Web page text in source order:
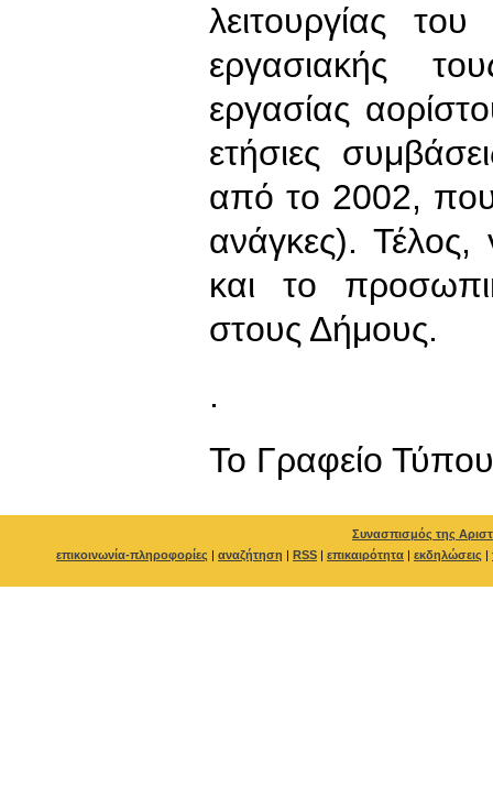
λειτουργίας
εργασιακής
εργασίας
ετήσιες
από το 2002, που
ανάγκες). Τέλος,
και το
στους Δήμους.
.
To Γραφείο Τύπου
Συνασπισμός της
επικοινωνία-πληροφορίες | αναζήτηση | RSS | επικαιρότητα | εκδηλώσεις |